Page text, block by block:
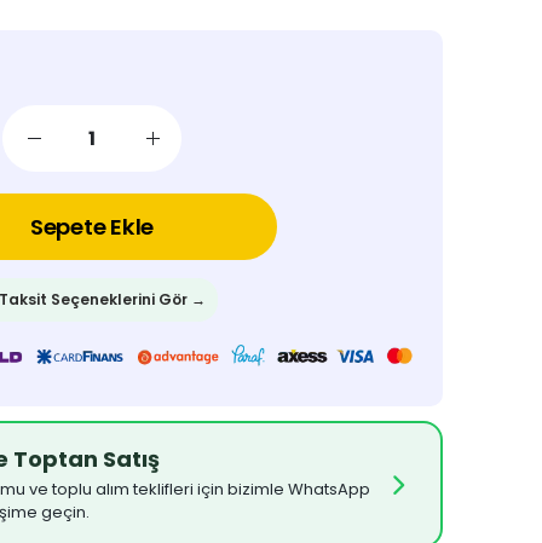
Sepete Ekle
Seçeneklerini Gör →
Toptan Satış
ve toplu alım teklifleri için bizimle WhatsApp
geçin.